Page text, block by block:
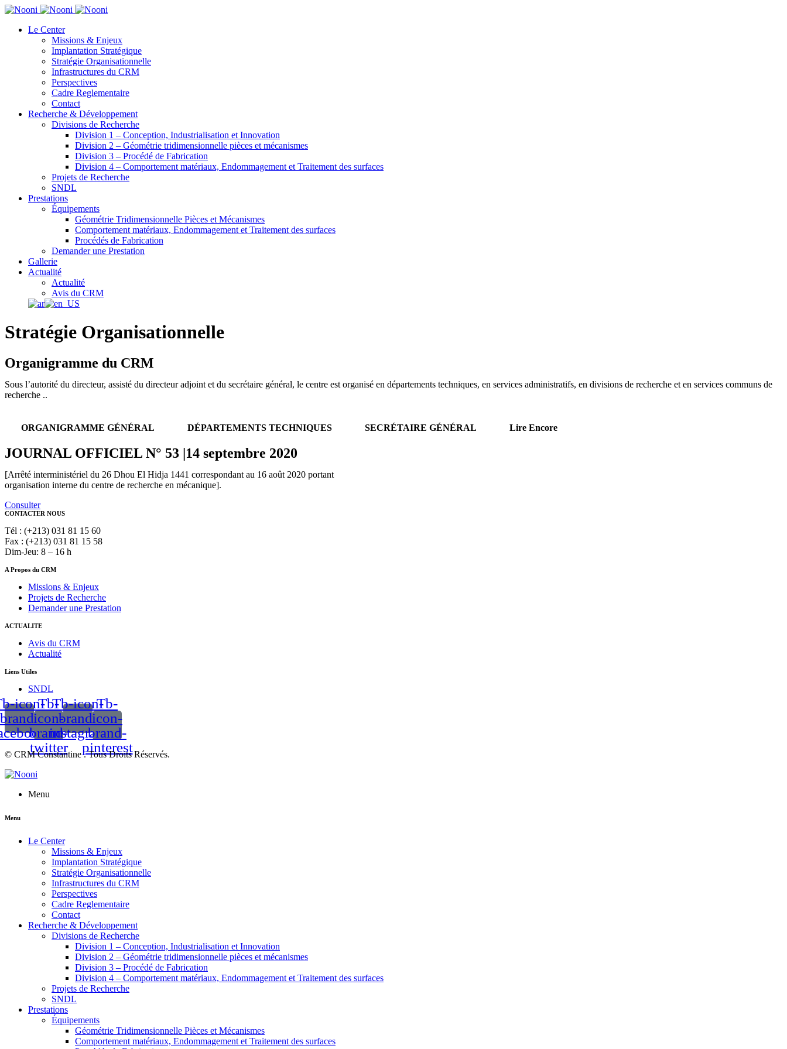
Le Center
Missions & Enjeux
Implantation Stratégique
Stratégie Organisationnelle
Infrastructures du CRM
Perspectives
Cadre Reglementaire
Contact
Recherche & Développement
Divisions de Recherche
Division 1 – Conception, Industrialisation et Innovation
Division 2 – Géométrie tridimensionnelle pièces et mécanismes
Division 3 – Procédé de Fabrication
Division 4 – Comportement matériaux, Endommagement et Traitement des surfaces
Projets de Recherche
SNDL
Prestations
Équipements
Géométrie Tridimensionnelle Pièces et Mécanismes
Comportement matériaux, Endommagement et Traitement des surfaces
Procédés de Fabrication
Demander une Prestation
Gallerie
Actualité
Actualité
Avis du CRM
Stratégie Organisationnelle
Organigramme du CRM
Sous l’autorité du directeur, assisté du directeur adjoint et du secrétaire général, le centre est organisé en départements techniques, en services administratifs, en divisions de recherche et en services communs de
recherche ..
ORGANIGRAMME GÉNÉRAL DÉPARTEMENTS TECHNIQUES SECRÉTAIRE GÉNÉRAL Lire Encore
JOURNAL OFFICIEL N° 53 |14 septembre 2020
[Arrêté interministériel du 26 Dhou El Hidja 1441 correspondant au 16 août 2020 portant
organisation interne du centre de recherche en mécanique].
Consulter
CONTACTER NOUS
Tél : (+213) 031 81 15 60
Fax : (+213) 031 81 15 58
Dim-Jeu: 8 – 16 h
A Propos du CRM
Missions & Enjeux
Projets de Recherche
Demander une Prestation
ACTUALITE
Avis du CRM
Actualité
Liens Utiles
SNDL
icon-
brand-
Tb-
icon-
brand-
twitter
Tb-icon-
brand-
instagram
Tb-
icon-
brand-
pinterest
© CRM Constantine . Tous Droits Réservés.
Menu
Menu
Le Center
Missions & Enjeux
Implantation Stratégique
Stratégie Organisationnelle
Infrastructures du CRM
Perspectives
Cadre Reglementaire
Contact
Recherche & Développement
Divisions de Recherche
Division 1 – Conception, Industrialisation et Innovation
Division 2 – Géométrie tridimensionnelle pièces et mécanismes
Division 3 – Procédé de Fabrication
Division 4 – Comportement matériaux, Endommagement et Traitement des surfaces
Projets de Recherche
SNDL
Prestations
Équipements
Géométrie Tridimensionnelle Pièces et Mécanismes
Comportement matériaux, Endommagement et Traitement des surfaces